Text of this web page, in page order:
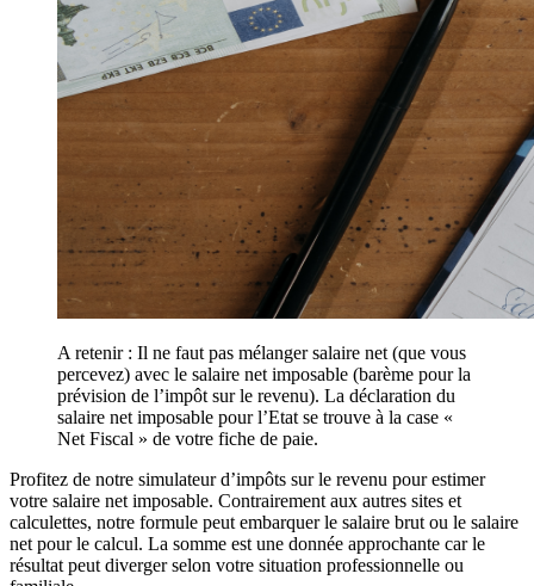
A retenir : Il ne faut pas mélanger salaire net (que vous
percevez) avec le salaire net imposable (barème pour la
prévision de l’impôt sur le revenu). La déclaration du
salaire net imposable pour l’Etat se trouve à la case «
Net Fiscal » de votre fiche de paie.
Profitez de notre simulateur d’impôts sur le revenu pour estimer
votre salaire net imposable. Contrairement aux autres sites et
calculettes, notre formule peut embarquer le salaire brut ou le salaire
net pour le calcul. La somme est une donnée approchante car le
résultat peut diverger selon votre situation professionnelle ou